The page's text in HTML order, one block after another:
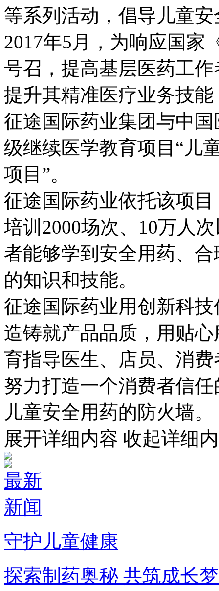
等系列活动，倡导儿童
2017年5月，为响应国家
号召，提高基层医药工
提升其精准医疗业务技能
征途国际药业集团与中
级继续医学教育项目“儿
项目”。
征途国际药业依托该项
培训2000场次、10万人
者能够学到安全用药、
的知识和技能。
征途国际药业用创新科
造铸就产品品质，用贴
育指导医生、店员、消
努力打造一个消费者信
儿童安全用药的防火墙。
展开详细内容 收起详细
最新
新闻
守护儿童健康
探索制药奥秘 共筑成长